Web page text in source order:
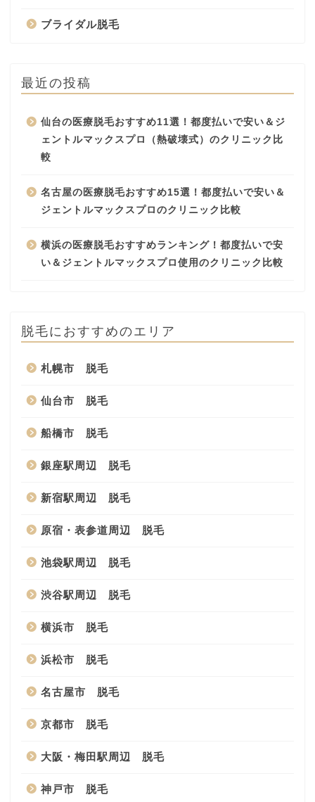
ブライダル脱毛
最近の投稿
仙台の医療脱毛おすすめ11選！都度払いで安い＆ジ
ェントルマックスプロ（熱破壊式）のクリニック比
較
名古屋の医療脱毛おすすめ15選！都度払いで安い＆
ジェントルマックスプロのクリニック比較
横浜の医療脱毛おすすめランキング！都度払いで安
い＆ジェントルマックスプロ使用のクリニック比較
脱毛におすすめのエリア
札幌市 脱毛
仙台市 脱毛
船橋市 脱毛
銀座駅周辺 脱毛
新宿駅周辺 脱毛
原宿・表参道周辺 脱毛
池袋駅周辺 脱毛
渋谷駅周辺 脱毛
横浜市 脱毛
浜松市 脱毛
名古屋市 脱毛
京都市 脱毛
大阪・梅田駅周辺 脱毛
神戸市 脱毛